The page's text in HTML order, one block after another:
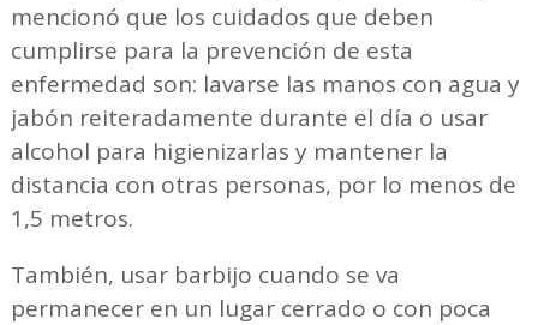
mencionó que los cuidados que deben
cumplirse para la prevención de esta
enfermedad son: lavarse las manos con agua y
jabón reiteradamente durante el día o usar
alcohol para higienizarlas y mantener la
distancia con otras personas, por lo menos de
1,5 metros.
También, usar barbijo cuando se va
permanecer en un lugar cerrado o con poca